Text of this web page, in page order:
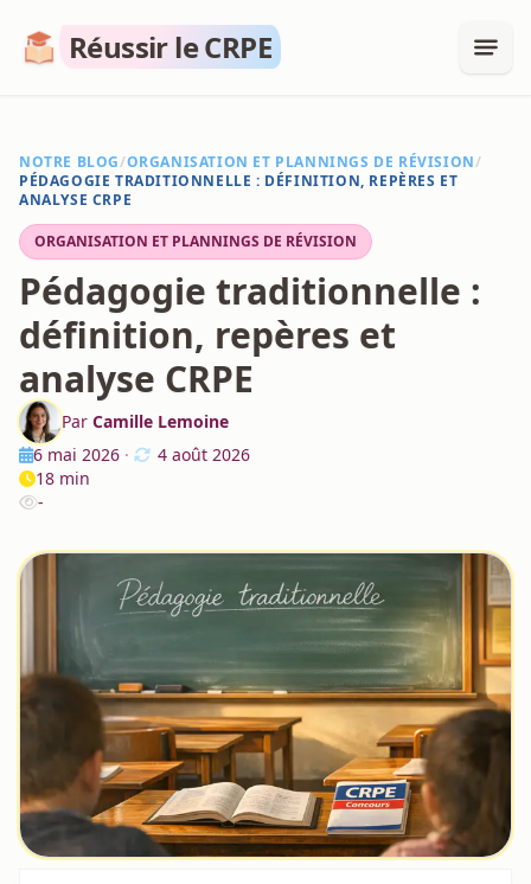
Réussir le CRPE
NOTRE BLOG/ORGANISATION ET PLANNINGS DE RÉVISION/
PÉDAGOGIE TRADITIONNELLE : DÉFINITION, REPÈRES ET
ANALYSE CRPE
ORGANISATION ET PLANNINGS DE RÉVISION
Pédagogie traditionnelle :
définition, repères et
analyse CRPE
Par Camille Lemoine
6 mai 2026 ·
4 août 2026
18 min
-